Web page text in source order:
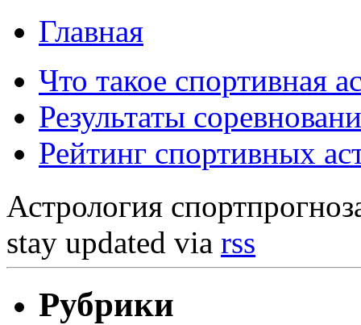
Главная
Что такое спортивная
Результаты
Рейтинг спортивных
Астрология
stay updated via rss
Рубрики